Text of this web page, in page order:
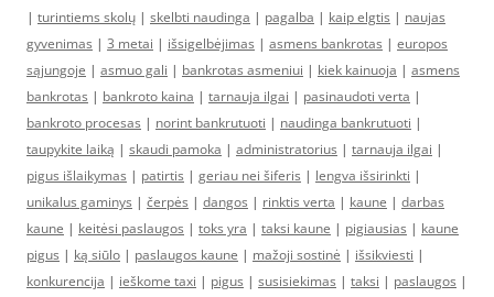
| turintiems skolų | skelbti naudinga | pagalba | kaip elgtis | naujas
gyvenimas | 3 metai | išsigelbėjimas | asmens bankrotas | europos
sąjungoje | asmuo gali | bankrotas asmeniui | kiek kainuoja | asmens
bankrotas | bankroto kaina | tarnauja ilgai | pasinaudoti verta |
bankroto procesas | norint bankrutuoti | naudinga bankrutuoti |
taupykite laiką | skaudi pamoka | administratorius | tarnauja ilgai |
pigus išlaikymas | patirtis | geriau nei šiferis | lengva išsirinkti |
unikalus gaminys | čerpės | dangos | rinktis verta | kaune | darbas
kaune | keitėsi paslaugos | toks yra | taksi kaune | pigiausias | kaune
pigus | ką siūlo | paslaugos kaune | mažoji sostinė | išsikviesti |
konkurencija | ieškome taxi | pigus | susisiekimas | taksi | paslaugos |